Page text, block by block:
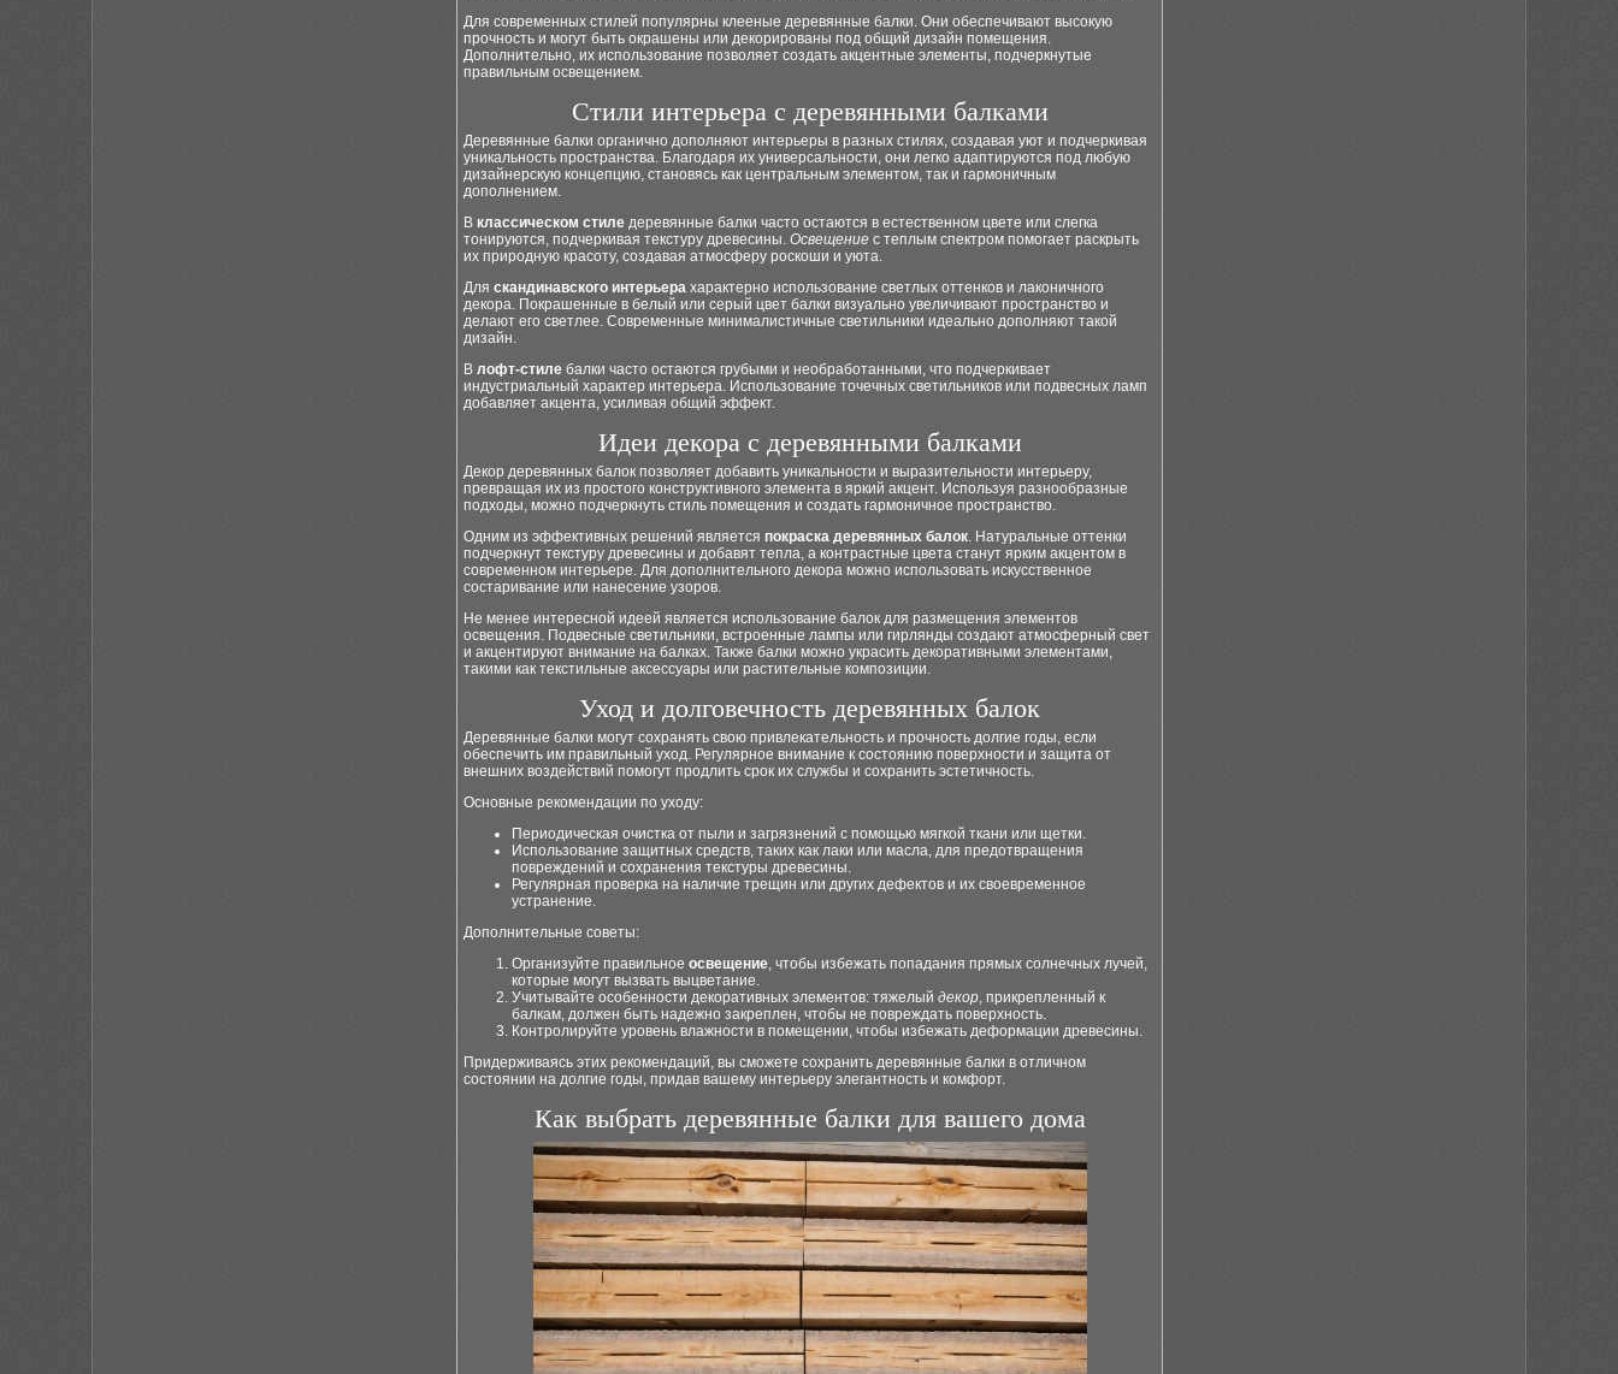
Для современных стилей популярны клееные деревянные балки. Они обеспечивают высокую
прочность и могут быть окрашены или декорированы под общий дизайн помещения.
Дополнительно, их использование позволяет создать акцентные элементы, подчеркнутые
правильным освещением.
Стили интерьера с деревянными балками
Деревянные балки органично дополняют интерьеры в разных стилях, создавая уют и подчеркивая
уникальность пространства. Благодаря их универсальности, они легко адаптируются под любую
дизайнерскую концепцию, становясь как центральным элементом, так и гармоничным
дополнением.
В классическом стиле деревянные балки часто остаются в естественном цвете или слегка
тонируются, подчеркивая текстуру древесины. Освещение с теплым спектром помогает раскрыть
их природную красоту, создавая атмосферу роскоши и уюта.
Для скандинавского интерьера характерно использование светлых оттенков и лаконичного
декора. Покрашенные в белый или серый цвет балки визуально увеличивают пространство и
делают его светлее. Современные минималистичные светильники идеально дополняют такой
дизайн.
В лофт-стиле балки часто остаются грубыми и необработанными, что подчеркивает
индустриальный характер интерьера. Использование точечных светильников или подвесных ламп
добавляет акцента, усиливая общий эффект.
Идеи декора с деревянными балками
Декор деревянных балок позволяет добавить уникальности и выразительности интерьеру,
превращая их из простого конструктивного элемента в яркий акцент. Используя разнообразные
подходы, можно подчеркнуть стиль помещения и создать гармоничное пространство.
Одним из эффективных решений является покраска деревянных балок. Натуральные оттенки
подчеркнут текстуру древесины и добавят тепла, а контрастные цвета станут ярким акцентом в
современном интерьере. Для дополнительного декора можно использовать искусственное
состаривание или нанесение узоров.
Не менее интересной идеей является использование балок для размещения элементов
освещения. Подвесные светильники, встроенные лампы или гирлянды создают атмосферный свет
и акцентируют внимание на балках. Также балки можно украсить декоративными элементами,
такими как текстильные аксессуары или растительные композиции.
Уход и долговечность деревянных балок
Деревянные балки могут сохранять свою привлекательность и прочность долгие годы, если
обеспечить им правильный уход. Регулярное внимание к состоянию поверхности и защита от
внешних воздействий помогут продлить срок их службы и сохранить эстетичность.
Основные рекомендации по уходу:
Периодическая очистка от пыли и загрязнений с помощью мягкой ткани или щетки.
Использование защитных средств, таких как лаки или масла, для предотвращения
повреждений и сохранения текстуры древесины.
Регулярная проверка на наличие трещин или других дефектов и их своевременное
устранение.
Дополнительные советы:
Организуйте правильное освещение, чтобы избежать попадания прямых солнечных лучей,
которые могут вызвать выцветание.
Учитывайте особенности декоративных элементов: тяжелый декор, прикрепленный к
балкам, должен быть надежно закреплен, чтобы не повреждать поверхность.
Контролируйте уровень влажности в помещении, чтобы избежать деформации древесины.
Придерживаясь этих рекомендаций, вы сможете сохранить деревянные балки в отличном
состоянии на долгие годы, придав вашему интерьеру элегантность и комфорт.
Как выбрать деревянные балки для вашего дома